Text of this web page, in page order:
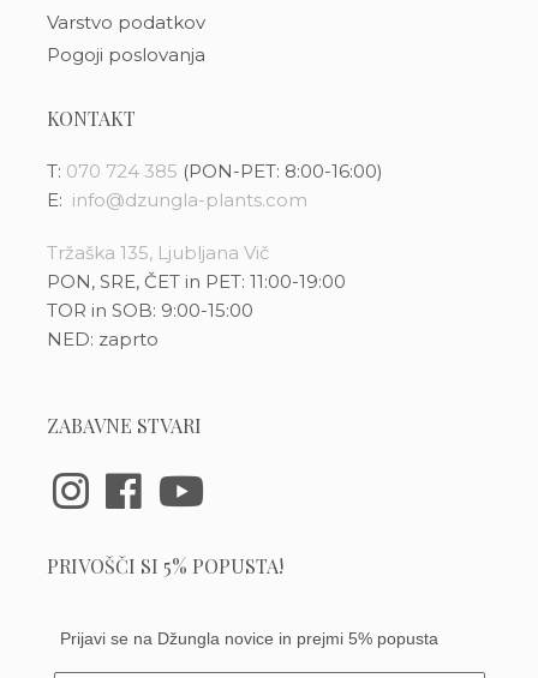
Varstvo podatkov
Pogoji poslovanja
KONTAKT
T: 070 724 385 (PON-PET: 8:00-16:00)
E: info@dzungla-plants.com
Tržaška 135, Ljubljana Vič
PON, SRE, ČET in PET: 11:00-19:00
TOR in SOB: 9:00-15:00
NED: zaprto
ZABAVNE STVARI
PRIVOŠČI SI 5% POPUSTA!
Prijavi se na Džungla novice in prejmi 5% popusta